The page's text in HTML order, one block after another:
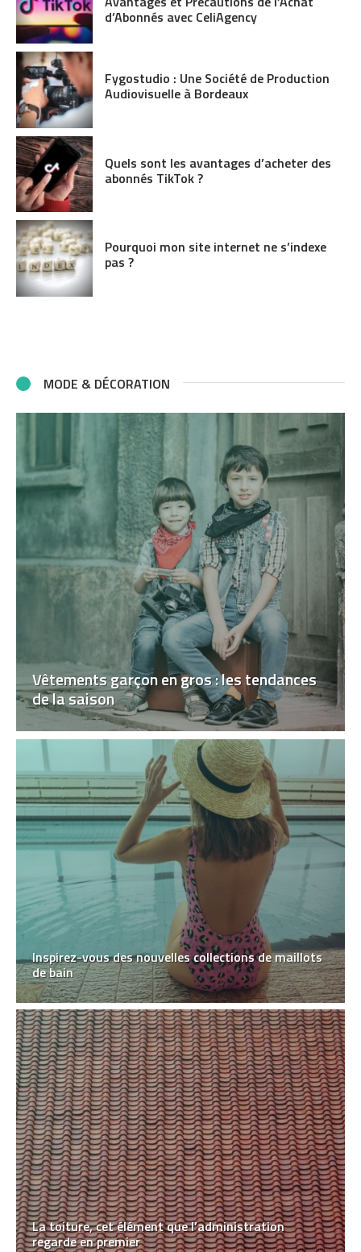
d’Abonnés avec CeliAgency
Fygostudio : Une Société de Production
Audiovisuelle à Bordeaux
Quels sont les avantages d’acheter des
abonnés TikTok ?
Pourquoi mon site internet ne s’indexe
pas ?
MODE & DÉCORATION
Vêtements garçon en gros : les tendances
de la saison
Inspirez-vous des nouvelles collections de maillots
de bain
La toiture, cet élément que l’administration
regarde en premier